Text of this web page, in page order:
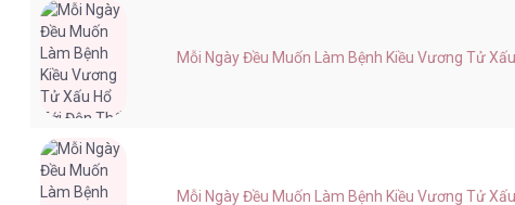
Mỗi Ngày Đều Muốn Làm Bệnh Kiều Vương Tử
Mỗi Ngày Đều Muốn Làm Bệnh Kiều Vương Tử